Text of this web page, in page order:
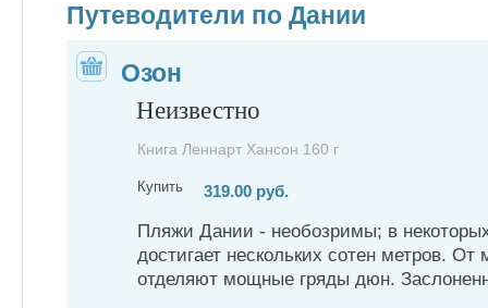
Путеводители по Дании
Озон
Неизвестно
Книга Леннарт Хансон 160 г
Купить 319.00 руб.
Пляжи Дании - необозримы; в
достигает нескольких сотен метров. От
отделяют мощные гряды дюн.